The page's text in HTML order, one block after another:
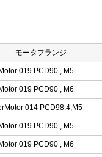
モータフランジ
019 PCD90 , M5
019 PCD90 , M6
014 PCD98.4,M5
019 PCD90 , M5
019 PCD90 , M6